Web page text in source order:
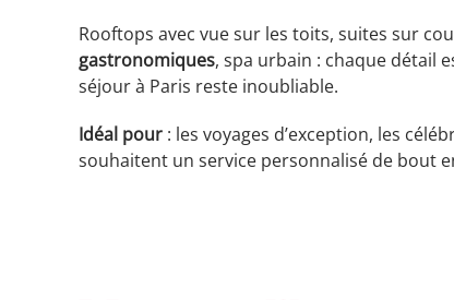
Rooftops avec vue sur les toits, suites sur
gastronomiques, spa urbain : chaque détail
séjour à Paris reste inoubliable.
Idéal pour : les voyages d’exception, les
souhaitent un service personnalisé de bout